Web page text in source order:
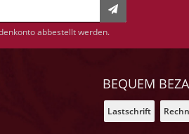
abbestellt werden.
BEQUEM
Lastschrift